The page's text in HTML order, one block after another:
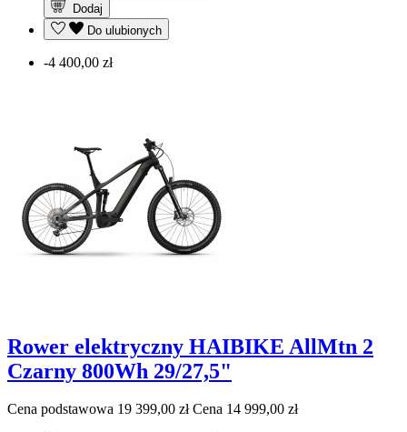
Dodaj
Do ulubionych
-4 400,00 zł
Rower elektryczny HAIBIKE AllMtn 2
Czarny 800Wh 29/27,5"
Cena podstawowa 19 399,00 zł Cena 14 999,00 zł